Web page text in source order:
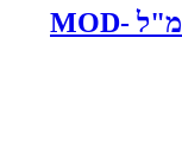
מוד פודג' גימור מבריק 236 מ"ל MOD-